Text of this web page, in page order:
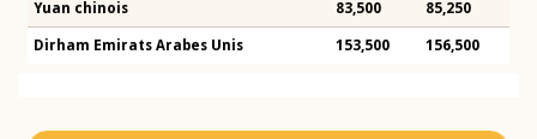
Yuan chinois 83,500 85,250
Dirham Emirats Arabes Unis 153,500 156,500